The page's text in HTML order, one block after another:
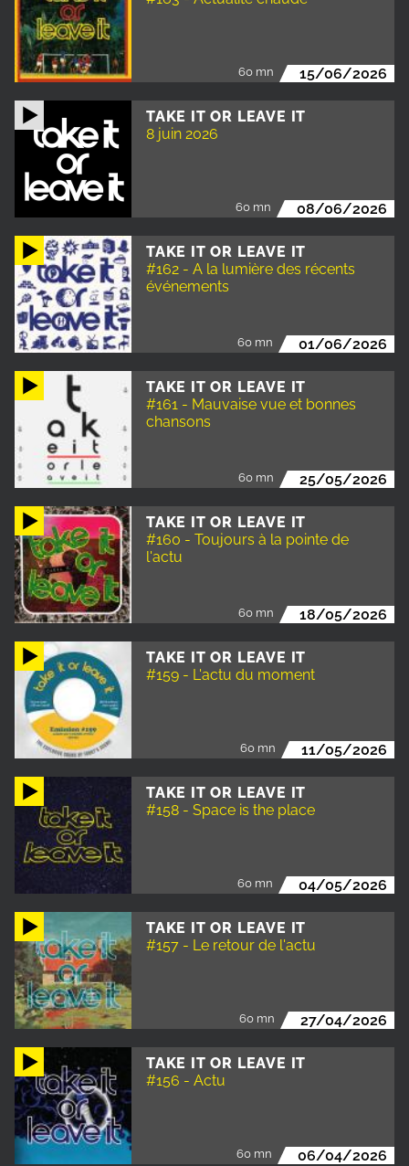
60 mn 15/06/2026
TAKE IT OR LEAVE IT
8 juin 2026
60 mn 08/06/2026
TAKE IT OR LEAVE IT
#162 - A la lumière des récents
événements
60 mn 01/06/2026
TAKE IT OR LEAVE IT
#161 - Mauvaise vue et bonnes
chansons
60 mn 25/05/2026
TAKE IT OR LEAVE IT
#160 - Toujours à la pointe de
l'actu
60 mn 18/05/2026
TAKE IT OR LEAVE IT
#159 - L'actu du moment
60 mn 11/05/2026
TAKE IT OR LEAVE IT
#158 - Space is the place
60 mn 04/05/2026
TAKE IT OR LEAVE IT
#157 - Le retour de l'actu
60 mn 27/04/2026
TAKE IT OR LEAVE IT
#156 - Actu
60 mn 06/04/2026